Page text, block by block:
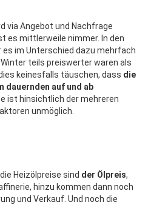
via Angebot und Nachfrage
es mittlerweile nimmer. In den
es im Unterschied dazu mehrfach
teils preiswerter waren als
keinesfalls täuschen, dass die
dauernden auf und ab
ist hinsichtlich der mehreren
unmöglich.
Heizölpreise sind der Ölpreis,
hinzu kommen dann noch
und Verkauf. Und noch die